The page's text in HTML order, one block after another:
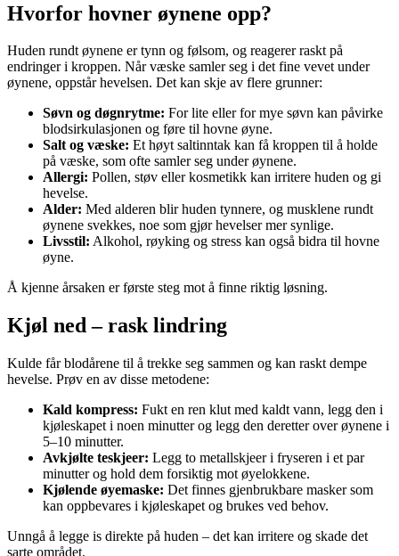
Hvorfor hovner øynene opp?
Huden rundt øynene er tynn og følsom, og reagerer raskt på
endringer i kroppen. Når væske samler seg i det fine vevet under
øynene, oppstår hevelsen. Det kan skje av flere grunner:
Søvn og døgnrytme: For lite eller for mye søvn kan påvirke
blodsirkulasjonen og føre til hovne øyne.
Salt og væske: Et høyt saltinntak kan få kroppen til å holde
på væske, som ofte samler seg under øynene.
Allergi: Pollen, støv eller kosmetikk kan irritere huden og gi
hevelse.
Alder: Med alderen blir huden tynnere, og musklene rundt
øynene svekkes, noe som gjør hevelser mer synlige.
Livsstil: Alkohol, røyking og stress kan også bidra til hovne
øyne.
Å kjenne årsaken er første steg mot å finne riktig løsning.
Kjøl ned – rask lindring
Kulde får blodårene til å trekke seg sammen og kan raskt dempe
hevelse. Prøv en av disse metodene:
Kald kompress: Fukt en ren klut med kaldt vann, legg den i
kjøleskapet i noen minutter og legg den deretter over øynene i
5–10 minutter.
Avkjølte teskjeer: Legg to metallskjeer i fryseren i et par
minutter og hold dem forsiktig mot øyelokkene.
Kjølende øyemaske: Det finnes gjenbrukbare masker som
kan oppbevares i kjøleskapet og brukes ved behov.
Unngå å legge is direkte på huden – det kan irritere og skade det
sarte området.